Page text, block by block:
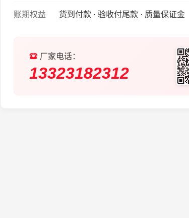
账期权益 货到付款 · 验收付尾款 · 质量保证金
厂家电话：
13323182312